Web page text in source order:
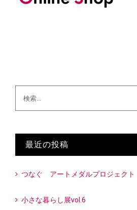
最近の投稿
つなぐ アートメダルプロジェクト
小さな暮らし展vol.6